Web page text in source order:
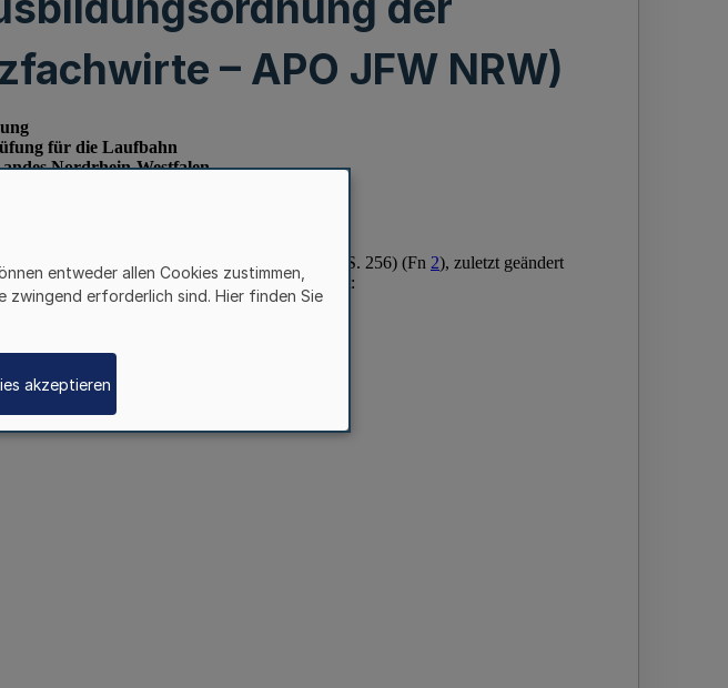
– APO JFW NRW)
entweder allen Cookies zustimmen,
zwingend erforderlich sind. Hier finden Sie
akzeptieren